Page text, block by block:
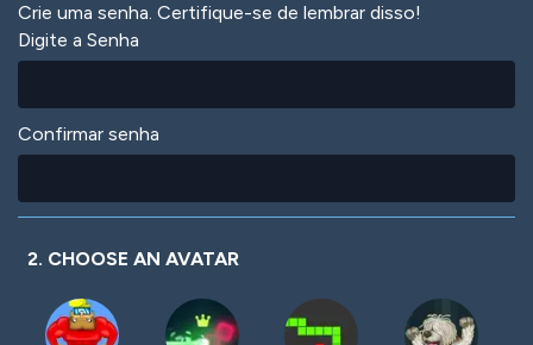
Crie uma senha. Certifique-se de lembrar disso!
Digite a Senha
Confirmar senha
2. CHOOSE AN AVATAR